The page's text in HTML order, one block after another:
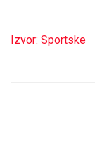
Izvor: Sportske